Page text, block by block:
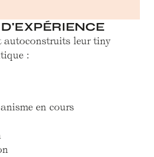
leur tiny
:
en cours